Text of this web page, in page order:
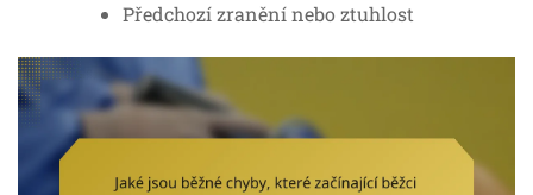
Předchozí zranění nebo ztuhlost